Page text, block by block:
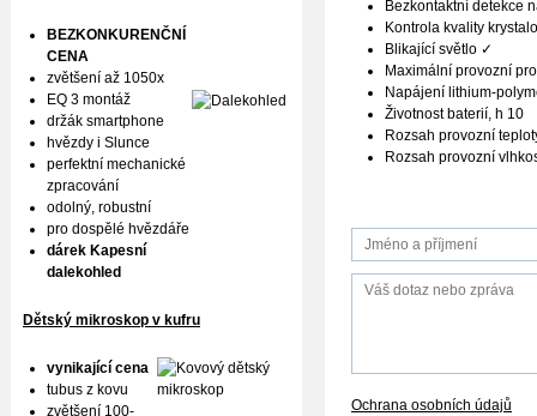
Bezkontaktní detekce
Kontrola kvality
Blikající světlo ✓
Maximální provozní
Napájení lithium-
Životnost baterií, h 10
Rozsah provozní
Rozsah provozní
Ochrana osobních údajů
BEZKONKURENČNÍ
CENA
zvětšení až 1050x
EQ 3 montáž
držák smartphone
hvězdy i Slunce
perfektní mechanické
zpracování
odolný, robustní
pro dospělé hvězdáře
dárek Kapesní
dalekohled
Dětský mikroskop v kufru
vynikající cena
tubus z kovu
zvětšení 100-